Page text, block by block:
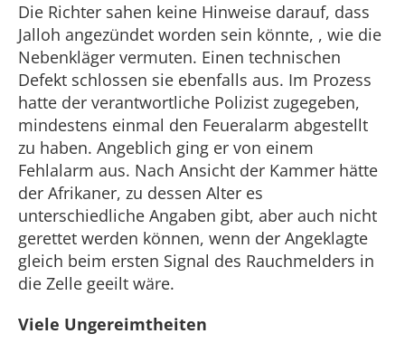
Die Richter sahen keine Hinweise darauf, dass
Jalloh angezündet worden sein könnte, , wie die
Nebenkläger vermuten. Einen technischen
Defekt schlossen sie ebenfalls aus. Im Prozess
hatte der verantwortliche Polizist zugegeben,
mindestens einmal den Feueralarm abgestellt
zu haben. Angeblich ging er von einem
Fehlalarm aus. Nach Ansicht der Kammer hätte
der Afrikaner, zu dessen Alter es
unterschiedliche Angaben gibt, aber auch nicht
gerettet werden können, wenn der Angeklagte
gleich beim ersten Signal des Rauchmelders in
die Zelle geeilt wäre.
Viele Ungereimtheiten